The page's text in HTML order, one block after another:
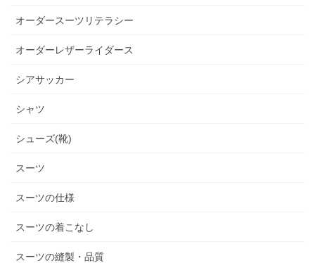
オーダースーツリテラシー
オーダーレザーライダース
シアサッカー
シャツ
シューズ(靴)
スーツ
スーツの仕様
スーツの着こなし
スーツの縫製・品質